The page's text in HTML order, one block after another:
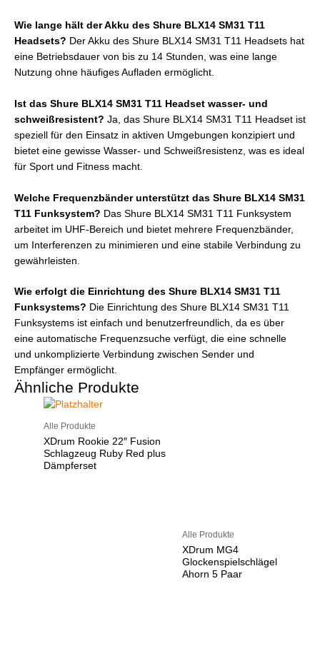
Wie lange hält der Akku des Shure BLX14 SM31 T11
Headsets? Der Akku des Shure BLX14 SM31 T11 Headsets hat
eine Betriebsdauer von bis zu 14 Stunden, was eine lange
Nutzung ohne häufiges Aufladen ermöglicht.
Ist das Shure BLX14 SM31 T11 Headset wasser- und
schweißresistent? Ja, das Shure BLX14 SM31 T11 Headset ist
speziell für den Einsatz in aktiven Umgebungen konzipiert und
bietet eine gewisse Wasser- und Schweißresistenz, was es ideal
für Sport und Fitness macht.
Welche Frequenzbänder unterstützt das Shure BLX14 SM31
T11 Funksystem? Das Shure BLX14 SM31 T11 Funksystem
arbeitet im UHF-Bereich und bietet mehrere Frequenzbänder,
um Interferenzen zu minimieren und eine stabile Verbindung zu
gewährleisten.
Wie erfolgt die Einrichtung des Shure BLX14 SM31 T11
Funksystems? Die Einrichtung des Shure BLX14 SM31 T11
Funksystems ist einfach und benutzerfreundlich, da es über
eine automatische Frequenzsuche verfügt, die eine schnelle
und unkomplizierte Verbindung zwischen Sender und
Empfänger ermöglicht.
Ähnliche Produkte
Alle Produkte
XDrum Rookie 22″ Fusion
Schlagzeug Ruby Red plus
Dämpferset
Alle Produkte
XDrum MG4
Glockenspielschlägel
Ahorn 5 Paar